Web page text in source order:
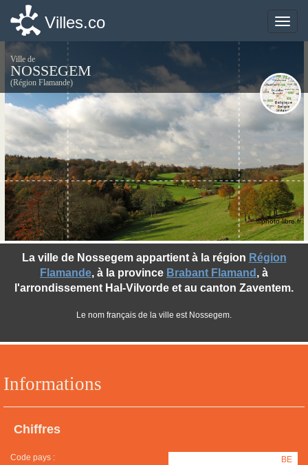
Toggle
Villes.co
Ville de
NOSSEGEM
(Région Flamande)
Informations
Chiffres
Code pays : BE
La ville de Nossegem appartient à la région Région
Flamande, à la province Brabant Flamand , à
l'arrondissement Hal-Vilvorde et au canton Zaventem.
Le nom français de la ville est Nossegem.
©photo-libre.fr
Toggle
Villes.co